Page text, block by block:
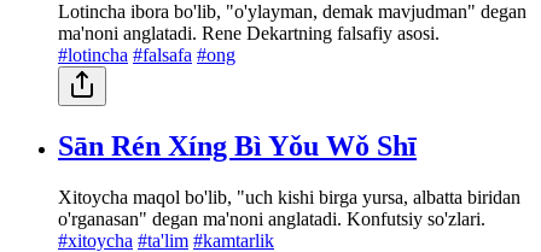
Lotincha ibora bo'lib, "o'ylayman, demak mavjudman" degan
ma'noni anglatadi. Rene Dekartning falsafiy asosi.
#lotincha #falsafa #ong
Sān Rén Xíng Bì Yǒu Wǒ Shī
Xitoycha maqol bo'lib, "uch kishi birga yursa, albatta biridan
o'rganasan" degan ma'noni anglatadi. Konfutsiy so'zlari.
#xitoycha #ta'lim #kamtarlik